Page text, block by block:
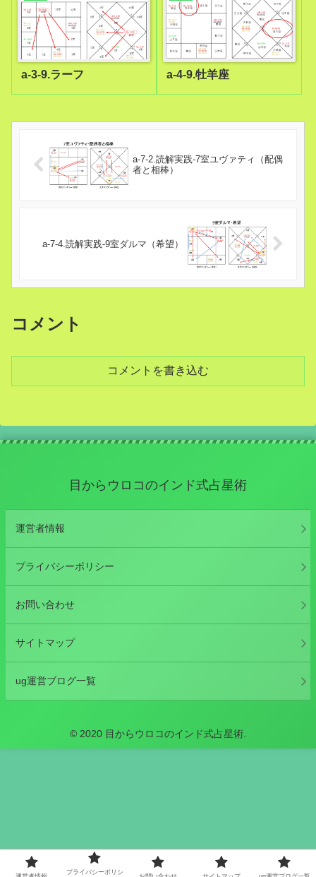
a-3-9.ラーフ a-4-9.牡羊座
a-7-2.読解実践-7室ユヴァティ（配偶
者と相棒）
a-7-4.読解実践-9室ダルマ（希望）
コメント
コメントを書き込む
目からウロコのインド式占星術
運営者情報
プライバシーポリシー
お問い合わせ
サイトマップ
ug運営ブログ一覧
© 2020 目からウロコのインド式占星術.
プライバシーポリシ